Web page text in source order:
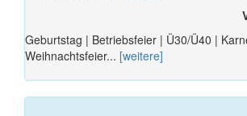
Geburtstag | Betriebsfeier | Ü30/Ü40 |
Weihnachtsfeier... [weitere]